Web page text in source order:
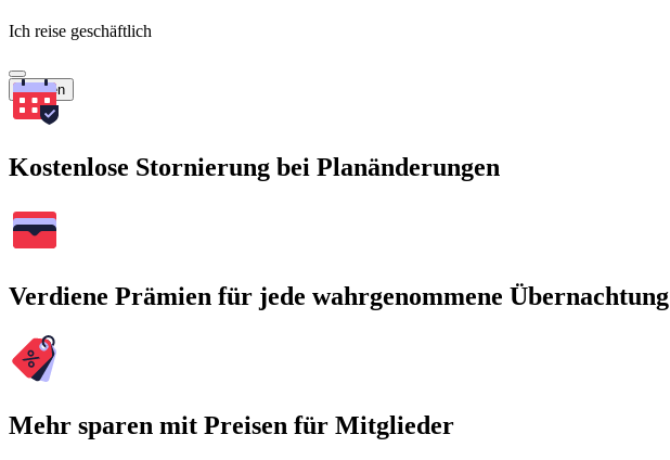
Ich reise geschäftlich
Suchen
Kostenlose Stornierung bei Planänderungen
Verdiene Prämien für jede wahrgenommene Übernachtung
Mehr sparen mit Preisen für Mitglieder